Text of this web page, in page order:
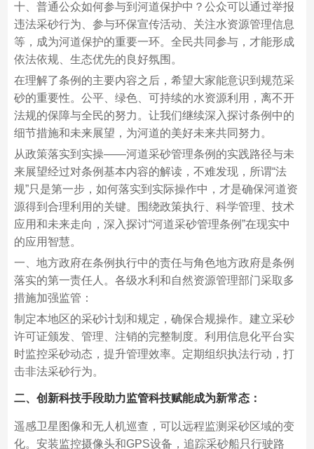
十、普通公众如何参与到河道保护中？公众可以通过举报
违法采砂行为、参与环保宣传活动、关注水资源管理信息
等，成为河道保护的重要一环。全民共同参与，才能形成
依法依规、生态优先的良好氛围。
在理解了条例的主要内容之后，希望大家能意识到规范采
砂的重要性。公平、绿色、可持续的水资源利用，离不开
法规的保障与全民的努力。让我们继续深入探讨条例中的
细节措施和未来展望，为河道的美好未来共同努力。
从政策落实到实操——河道采砂管理条例的实践路径与未
来展望经过对条例基本内容的解读，不难发现，所谓“法
规”只是第一步，如何落实到实际操作中，才是确保河道资
源得到合理利用的关键。围绕政策执行、科学管理、技术
应用和未来走向，深入探讨“河道采砂管理条例”在现实中
的应用智慧。
一、地方政府在条例执行中的责任与角色地方政府是条例
落实的第一责任人。各级水利和自然资源管理部门采取多
措施加强监管：
制定本地区的采砂计划和规定，确保合规操作。建立采砂
许可证颁发、管理、注销的完整制度。利用信息化平台实
时监控采砂动态，提升管理效率。定期组织执法行动，打
击非法采砂行为。
二、创新科技手段助力监管科技赋能成为新常态：
遥感卫星图像和无人机巡查，可以远程监测采砂区域的变
化。安装监控摄像头和GPS设备，追踪采砂船只行驶路